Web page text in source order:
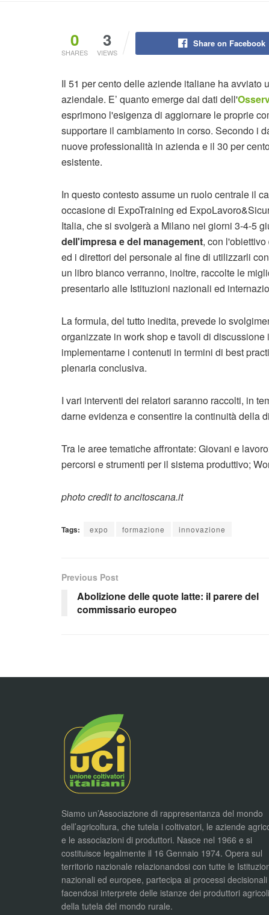
0
SHARES
3
VIEWS
Share on Facebook
Il 51 per cento delle aziende italiane ha avviato
aziendale. E’ quanto emerge dai dati dell'
esprimono l'esigenza di aggiornare le proprie
supportare il cambiamento in corso. Secondo i
nuove professionalità in azienda e il 30 per
esistente.
In questo contesto assume un ruolo centrale il
occasione di ExpoTraining ed
Italia, che si svolgerà a Milano nei giorni 3-4-5
dell'impresa e del management, con
ed i direttori del personale al fine di utilizzarli
un libro bianco verranno, inoltre, raccolte le
presentarlo alle Istituzioni nazionali ed
La formula, del tutto inedita, prevede lo
organizzate in work shop e tavoli di
implementarne i contenuti in termini di best
plenaria conclusiva.
I vari interventi dei relatori saranno raccolti, in
darne evidenza e consentire la continuità della
Tra le aree tematiche affrontate: Giovani e
percorsi e strumenti per il sistema produttivo;
photo credit to ancitoscana.it
Tags: expo formazione innovazione
Previous Post
Abolizione delle quote latte: il parere del
commissario europeo
Siamo un’Associazione di rappresentanza del mondo
dell’agricoltura, che tutela i coltivatori, le aziende
e le associazioni di produttori. Nasce nel 1966 e si
costituisce legalmente il 16 Gennaio 1974. Opera sul
territorio nazionale relazionandosi con tutte le
nazionali ed europee, partecipa ai processi decisionali
facendosi interprete delle istanze dei produttori
della tutela del mondo rurale.